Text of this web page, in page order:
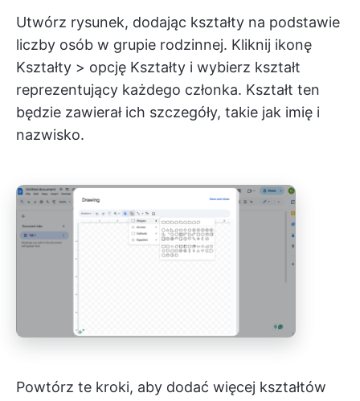
Utwórz rysunek, dodając kształty na podstawie
liczby osób w grupie rodzinnej. Kliknij ikonę
Kształty > opcję Kształty i wybierz kształt
reprezentujący każdego członka. Kształt ten
będzie zawierał ich szczegóły, takie jak imię i
nazwisko.
Powtórz te kroki, aby dodać więcej kształtów